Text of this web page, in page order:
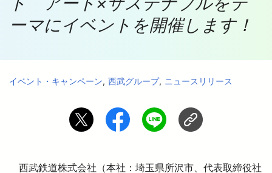
電車に乗る
おでかけ
ーマにイベントを開催します！
イベント・キャンペーン 西武グループ ニュースリリース
西武鉄道株式会社（本社：埼玉県所沢市、代表取締役社